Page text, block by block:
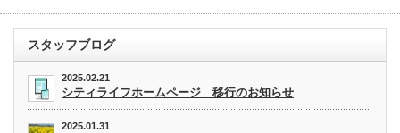
スタッフブログ
2025.02.21
シティライフホームページ 移行のお知らせ
2025.01.31